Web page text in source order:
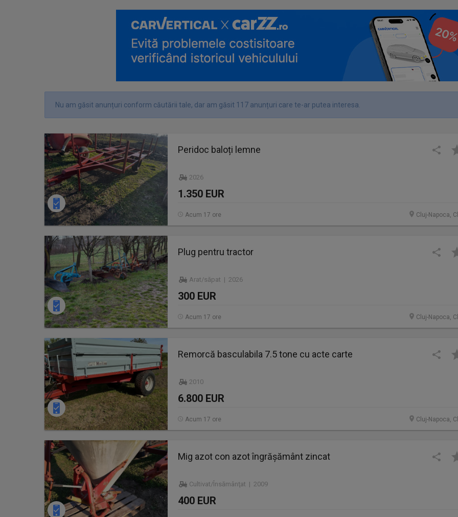
Nu am găsit anunțuri conform căutării tale, dar am găsit 117 anunțuri care te-ar putea interesa.
Peridoc baloți lemne
2026
1.350 EUR
Cluj-Napoca,
Acum 17 ore
Plug pentru tractor
Arat/săpat | 2026
300 EUR
Cluj-Napoca,
Acum 17 ore
Remorcă basculabila 7.5 tone cu acte carte
2010
6.800 EUR
Cluj-Napoca,
Acum 17 ore
Mig azot con azot îngrășământ zincat
Cultivat/Însămânţat | 2009
400 EUR